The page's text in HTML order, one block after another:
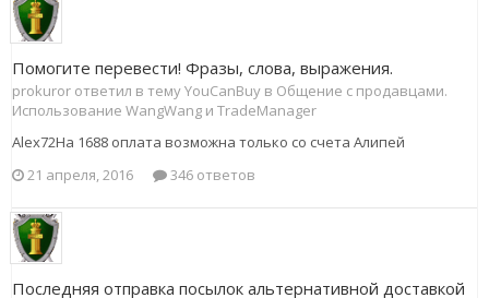
Помогите перевести! Фразы, слова, выражения.
prokuror ответил в тему YouCanBuy в Общение с продавцами.
Использование WangWang и TradeManager
Alex72На 1688 оплата возможна только со счета Алипей
21 апреля, 2016
346 ответов
Последняя отправка посылок альтернативной доставкой